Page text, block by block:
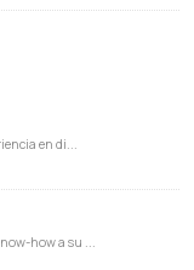
en di...
how a su ...